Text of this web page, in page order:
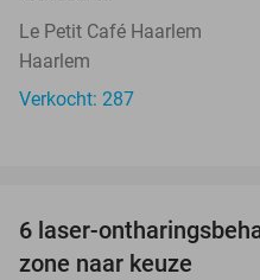
Le Petit Café Haarlem
Haarlem
Verkocht: 287
6 laser-
zone naar keuze